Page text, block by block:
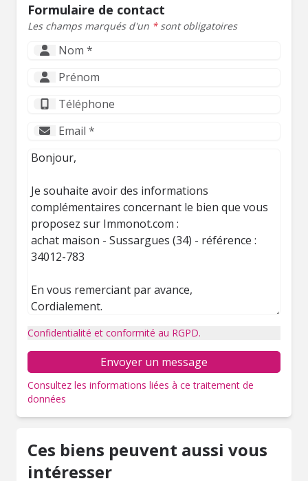
Formulaire de contact
Les champs marqués d'un *sont obligatoires
Confidentialité et conformité au RGPD.
Envoyer un message
Consultez les informations liées à ce traitement de
données
Ces biens peuvent aussi vous
intéresser